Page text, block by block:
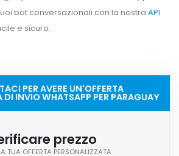
bot conversazionali con la nostra API
e sicuro.
PER AVERE UN'OFFERTA
DI INVIO WHATSAPP PER PARAGUAY
prezzo
TUA OFFERTA PERSONALIZZATA